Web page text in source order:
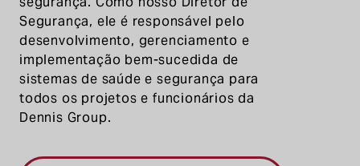
Segurança, ele é responsável pelo
desenvolvimento, gerenciamento e
implementação bem-sucedida de
sistemas de saúde e segurança para
todos os projetos e funcionários da
Dennis Group.